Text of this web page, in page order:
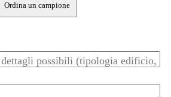
Ordina un campione